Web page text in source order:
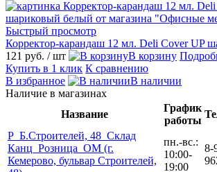
Быстрый просмотр
Корректор-карандаш 12 мл. Deli Cover UP
121 руб. / шт В корзину
Купить в 1 клик К сравнению
В избранное
В наличии
Наличие в магазинах
Название
График
работы
Р_Б.Строителей, 48_Склад
Канц_Розница_ОМ (г.
Кемерово, бульвар Строителей,
пн.-вс.:
10:00-
19:00
8-